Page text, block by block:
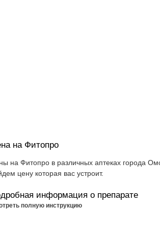
на Фитопро
на Фитопро в различных аптеках города
цену которая вас устроит.
информация о препарате
полную инструкцию